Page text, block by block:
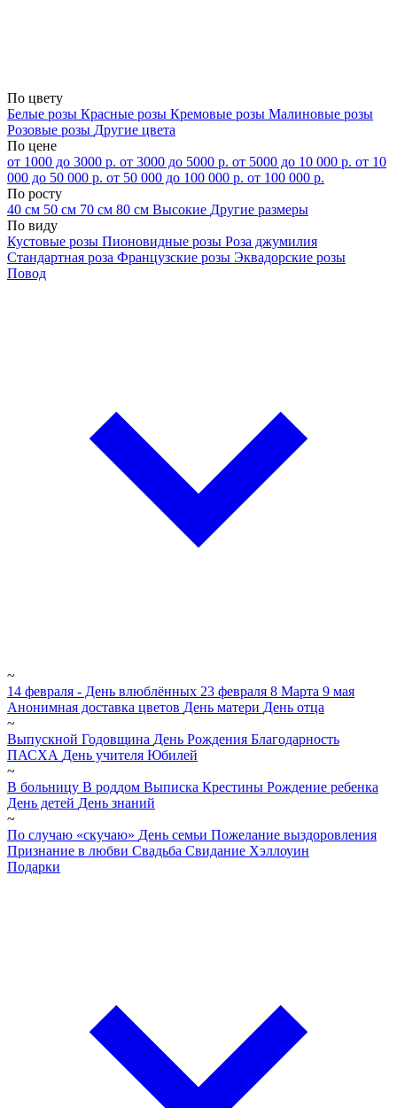
По цвету
Белые розы Красные розы Кремовые розы Малиновые розы
Розовые розы Другие цвета
По цене
от 1000 до 3000 р. от 3000 до 5000 р. от 5000 до 10 000 р. от 10
000 до 50 000 р. от 50 000 до 100 000 р. от 100 000 р.
По росту
40 см 50 см 70 см 80 см Высокие Другие размеры
По виду
Кустовые розы Пионовидные розы Роза джумилия
Стандартная роза Французские розы Эквадорские розы
Повод
~
14 февраля - День влюблённых 23 февраля 8 Марта 9 мая
Анонимная доставка цветов День матери День отца
~
Выпускной Годовщина День Рождения Благодарность
ПАСХА День учителя Юбилей
~
В больницу В роддом Выписка Крестины Рождение ребенка
День детей День знаний
~
По случаю «скучаю» День семьи Пожелание выздоровления
Признание в любви Свадьба Свидание Хэллоуин
Подарки